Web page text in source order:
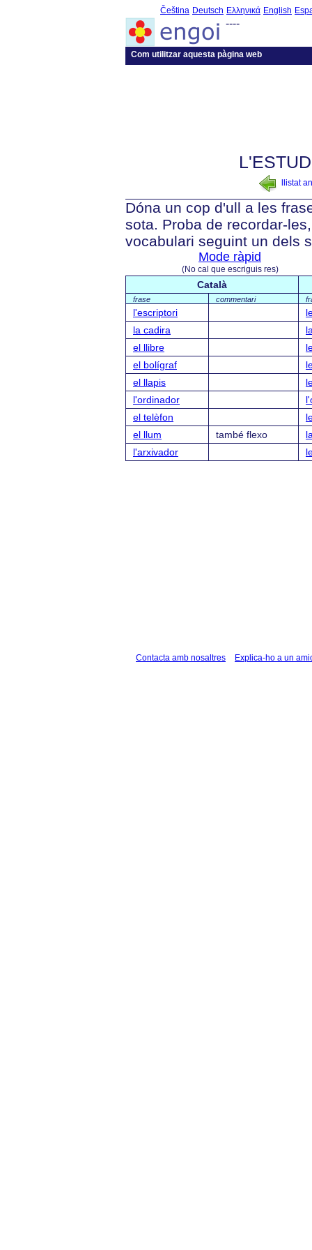
Čeština Deutsch Ελληνικά English
----
Com utilitzar aquesta pàgina web
llistat
Dóna un cop d'ull a les
sota. Proba de recordar-
vocabulari seguint un dels
Mode ràpid
(No cal que escriguis res)
Català
frase commentari
l'escriptori
la cadira
el llibre
el bolígraf
el llapis
l'ordinador
el telèfon
el llum
també flexo
l'arxivador
Contacta amb nosaltres Explica-ho a un